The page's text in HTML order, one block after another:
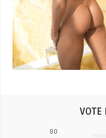
VOTE
80